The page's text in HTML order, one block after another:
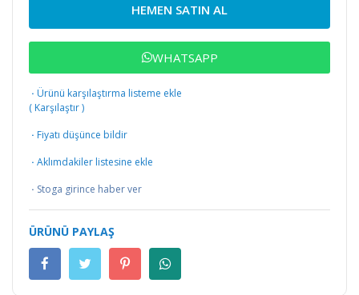
HEMEN SATIN AL
WHATSAPP
· Ürünü karşılaştırma listeme ekle
( Karşılaştır)
· Fiyatı düşünce bildir
· Aklımdakiler listesine ekle
· Stoga girince haber ver
ÜRÜNÜ PAYLAŞ